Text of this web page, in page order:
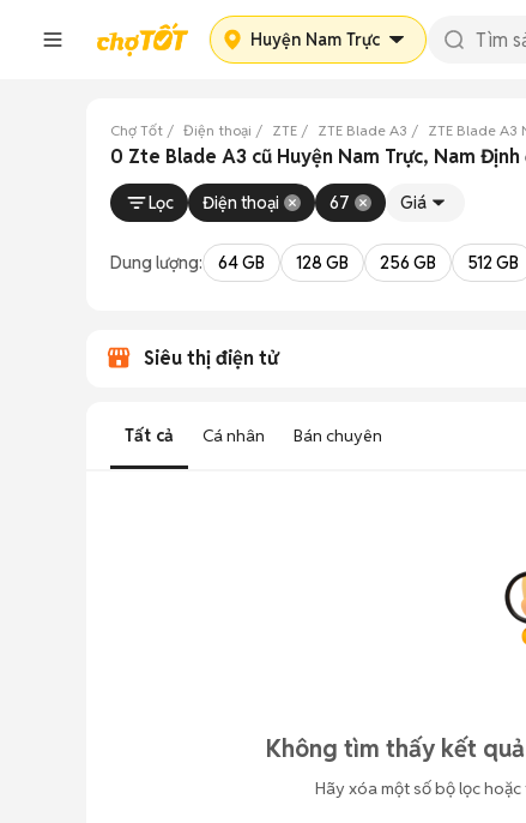
Huyện Nam Trực
Chợ Tốt Điện thoại ZTE ZTE Blade A3 ZTE Blade A3
0 Zte Blade A3 cũ Huyện Nam Trực, Nam Định
Lọc Điện thoại 67 Giá
Dung lượng: 64 GB 128 GB 256 GB 512 GB
Siêu thị điện tử
Tất cả Cá nhân Bán chuyên
Không tìm thấy kết
Hãy xóa một số bộ lọc